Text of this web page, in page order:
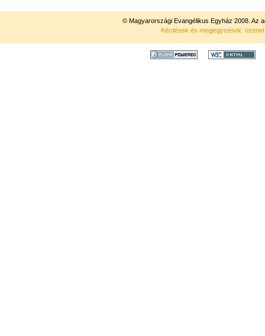
© Magyarországi Evangélikus Egyház 2008. Az
Kérdések és megjegyzések: